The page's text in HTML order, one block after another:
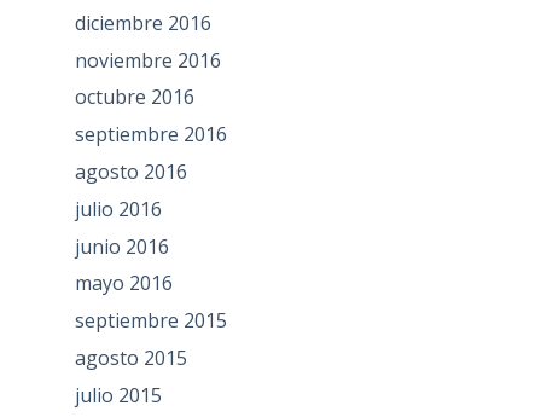
diciembre 2016
noviembre 2016
octubre 2016
septiembre 2016
agosto 2016
julio 2016
junio 2016
mayo 2016
septiembre 2015
agosto 2015
julio 2015